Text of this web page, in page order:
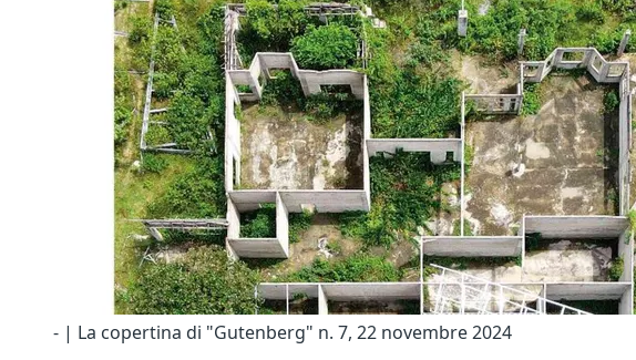
- | La copertina di "Gutenberg" n. 7, 22 novembre 2024